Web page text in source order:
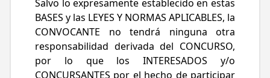
Salvo lo expresamente establecido en estas
BASES y las LEYES Y NORMAS APLICABLES, la
CONVOCANTE no tendrá ninguna otra
responsabilidad derivada del CONCURSO,
por lo que los INTERESADOS y/o
CONCURSANTES por el hecho de participar